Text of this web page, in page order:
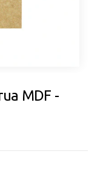
MDF -